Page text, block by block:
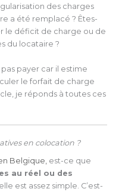
des charges
a été remplacé ? Êtes-
le déficit de charge ou de
du locataire ?
pas payer car il estime
le forfait de charge
je réponds à toutes ces
en colocation ?
Belgique, est-ce que
au réel ou des
est assez simple. C’est-